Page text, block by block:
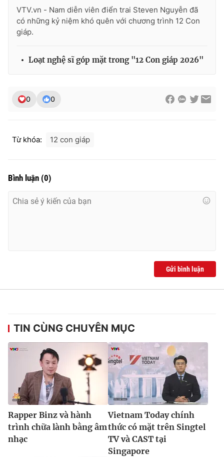
VTV.vn - Nam diễn viên điển trai Steven Nguyễn đã
có những kỷ niệm khó quên với chương trình 12 Con
giáp.
Loạt nghệ sĩ góp mặt trong "12 Con giáp 2026"
0 0
Từ khóa: 12 con giáp
Bình luận (0)
Gửi bình luận
TIN CÙNG CHUYÊN MỤC
Rapper Binz và hành
trình chữa lành bằng âm
nhạc
Vietnam Today chính
thức có mặt trên Singtel
TV và CAST tại
Singapore